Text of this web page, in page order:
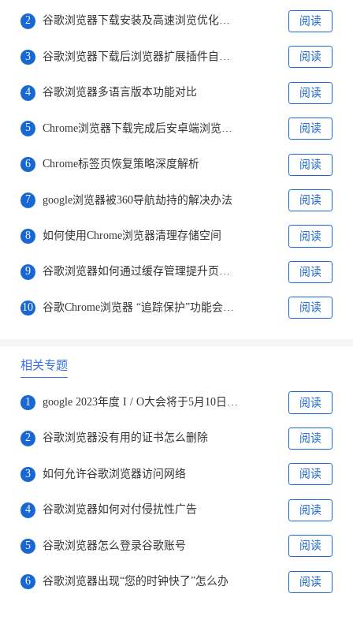
2 谷歌浏览器下载安装及高速浏览优化教程 阅读
3 阅读
4 谷歌浏览器多语言版本功能对比 阅读
5 阅读
6 Chrome标签页恢复策略深度解析 阅读
7 google浏览器被360导航劫持的解决办法 阅读
8 如何使用Chrome浏览器清理存储空间 阅读
9 谷歌浏览器如何通过缓存管理提升页面响应时间 阅读
10 阅读
相关专题
1 阅读
2 谷歌浏览器没有用的证书怎么删除 阅读
3 如何允许谷歌浏览器访问网络 阅读
4 谷歌浏览器如何对付侵扰性广告 阅读
5 谷歌浏览器怎么登录谷歌账号 阅读
6 谷歌浏览器出现“您的时钟快了”怎么办 阅读